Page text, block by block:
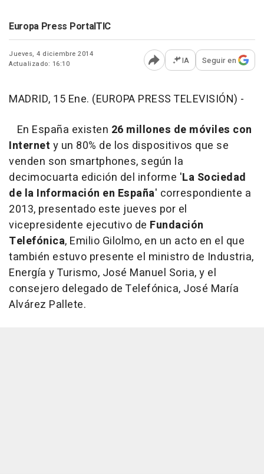
Europa Press PortalTIC
Jueves, 4 diciembre 2014
Actualizado: 16:10
Abrir opciones para
IA Seguir en
MADRID, 15 Ene. (EUROPA PRESS TELEVISIÓN) -
En España existen 26 millones de móviles con
Internet y un 80% de los dispositivos que se
venden son smartphones, según la
decimocuarta edición del informe 'La Sociedad
de la Información en España' correspondiente a
2013, presentado este jueves por el
vicepresidente ejecutivo de Fundación
Telefónica, Emilio Gilolmo, en un acto en el que
también estuvo presente el ministro de Industria,
Energía y Turismo, José Manuel Soria, y el
consejero delegado de Telefónica, José María
Alvárez Pallete.